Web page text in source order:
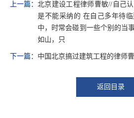
上一篇： 北京建设工程律师曹敏//自己
是不能采纳的 在自己多年待
中，时常会碰到一些个别的当
如山，只
下一篇： 中国北京搞过建筑工程的律师
返回目录